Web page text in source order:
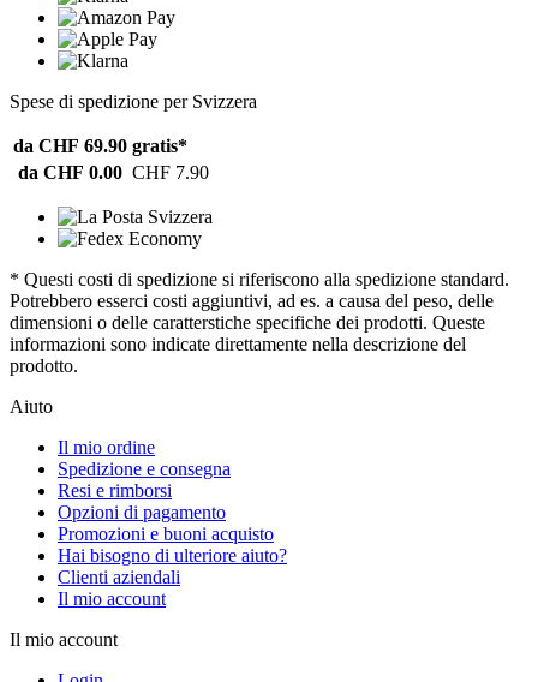
Spese di spedizione per Svizzera
da CHF 69.90 gratis*
da CHF 0.00 CHF 7.90
* Questi costi di spedizione si riferiscono alla spedizione standard.
Potrebbero esserci costi aggiuntivi, ad es. a causa del peso, delle
dimensioni o delle caratterstiche specifiche dei prodotti. Queste
informazioni sono indicate direttamente nella descrizione del
prodotto.
Aiuto
Il mio ordine
Spedizione e consegna
Resi e rimborsi
Opzioni di pagamento
Promozioni e buoni acquisto
Hai bisogno di ulteriore aiuto?
Clienti aziendali
Il mio account
Il mio account